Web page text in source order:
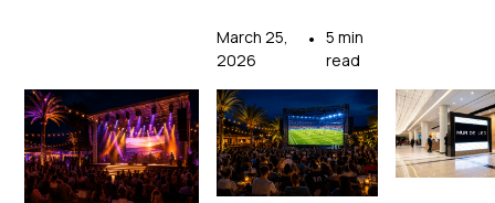
March 25,
2026
• 5 min
read